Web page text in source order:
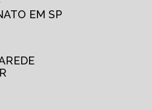
EM SP